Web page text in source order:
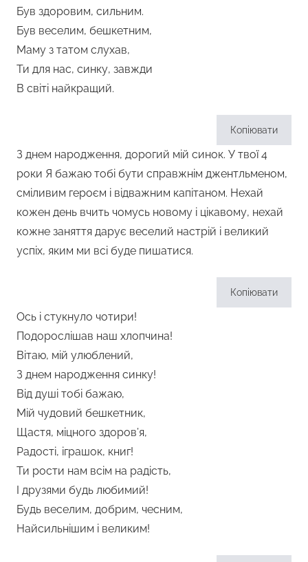
Був здоровим, сильним.
Був веселим, бешкетним,
Маму з татом слухав,
Ти для нас, синку, завжди
В світі найкращий.
Копіювати
З днем народження, дорогий мій синок. У твої 4
роки Я бажаю тобі бути справжнім джентльменом,
сміливим героєм і відважним капітаном. Нехай
кожен день вчить чомусь новому і цікавому, нехай
кожне заняття дарує веселий настрій і великий
успіх, яким ми всі буде пишатися.
Копіювати
Ось і стукнуло чотири!
Подорослішав наш хлопчина!
Вітаю, мій улюблений,
З днем народження синку!
Від душі тобі бажаю,
Мій чудовий бешкетник,
Щастя, міцного здоров’я,
Радості, іграшок, книг!
Ти рости нам всім на радість,
І друзями будь любимий!
Будь веселим, добрим, чесним,
Найсильнішим і великим!